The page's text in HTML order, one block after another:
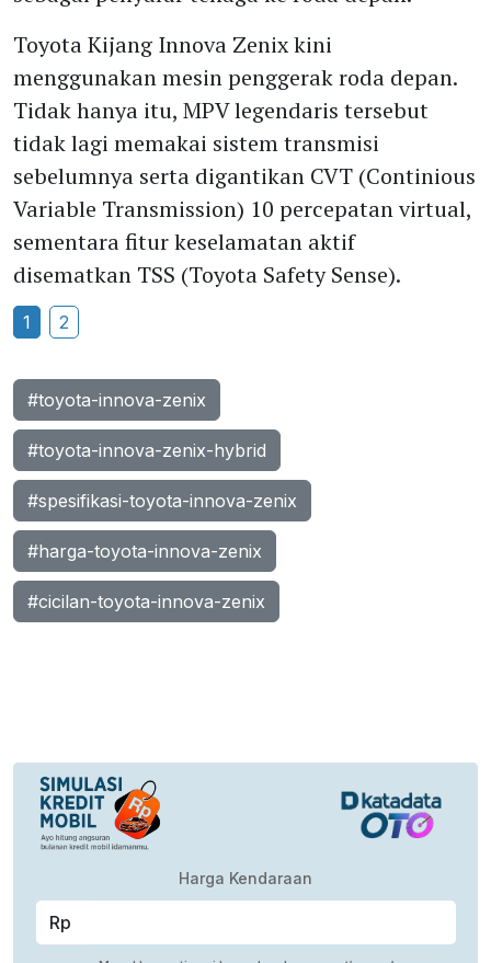
Toyota Kijang Innova Zenix kini
menggunakan mesin penggerak roda depan.
Tidak hanya itu, MPV legendaris tersebut
tidak lagi memakai sistem transmisi
sebelumnya serta digantikan CVT (Continious
Variable Transmission) 10 percepatan virtual,
sementara fitur keselamatan aktif
disematkan TSS (Toyota Safety Sense).
1 2
#toyota-innova-zenix
#toyota-innova-zenix-hybrid
#spesifikasi-toyota-innova-zenix
#harga-toyota-innova-zenix
#cicilan-toyota-innova-zenix